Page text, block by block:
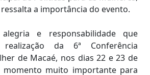
a importância do evento.
e responsabilidade que
da 6ª Conferência
de Macaé, nos dias 22 e 23 de
momento muito importante para